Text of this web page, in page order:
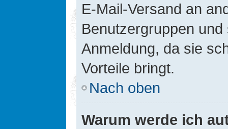
E-Mail-Versand an
Benutzergruppen
Anmeldung, da sie
Vorteile bringt.
Nach oben
Warum werde ich